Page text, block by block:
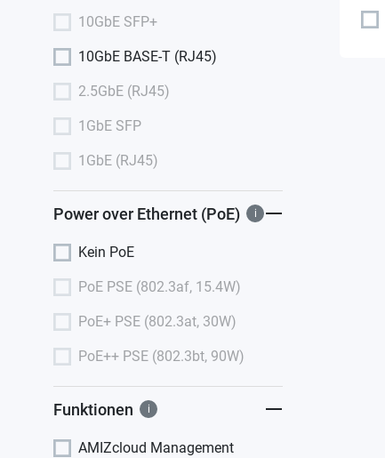
10GbE SFP+
10GbE BASE-T (RJ45)
2.5GbE (RJ45)
1GbE SFP
1GbE (RJ45)
Power over Ethernet (PoE) i
Kein PoE
PoE PSE (802.3af, 15.4W)
PoE+ PSE (802.3at, 30W)
PoE++ PSE (802.3bt, 90W)
Funktionen i
AMIZcloud Management